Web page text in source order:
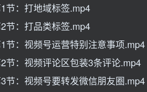
节：打地域标签.mp4
节：打品类标签.mp4
节：视频号运营特别注意事项.mp4
节：视频评论区包装3条评论.mp4
节：视频号要转发微信朋友圈.mp4